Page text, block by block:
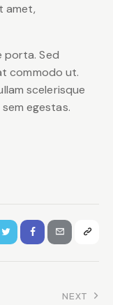
amet,
porta. Sed
commodo ut.
scelerisque
egestas.
NEXT